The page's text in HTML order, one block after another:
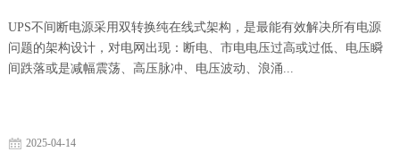
UPS不间断电源采用双转换纯在线式架构，是最能有效解决所有电源
问题的架构设计，对电网出现：断电、市电电压过高或过低、电压瞬
间跌落或是减幅震荡、高压脉冲、电压波动、浪涌...
2025-04-14